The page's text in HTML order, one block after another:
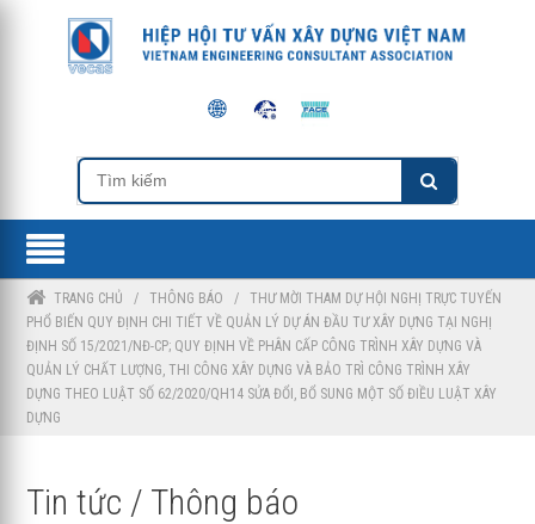
TRANG CHỦ /THÔNG BÁO /THƯ MỜI THAM DỰ HỘI NGHỊ TRỰC TUYẾN
PHỔ BIẾN QUY ĐỊNH CHI TIẾT VỀ QUẢN LÝ DỰ ÁN ĐẦU TƯ XÂY DỰNG TẠI NGHỊ
ĐỊNH SỐ 15/2021/NĐ-CP; QUY ĐỊNH VỀ PHÂN CẤP CÔNG TRÌNH XÂY DỰNG VÀ
QUẢN LÝ CHẤT LƯỢNG, THI CÔNG XÂY DỰNG VÀ BẢO TRÌ CÔNG TRÌNH XÂY
DỰNG THEO LUẬT SỐ 62/2020/QH14 SỬA ĐỔI, BỔ SUNG MỘT SỐ ĐIỀU LUẬT XÂY
DỰNG
Tin tức / Thông báo